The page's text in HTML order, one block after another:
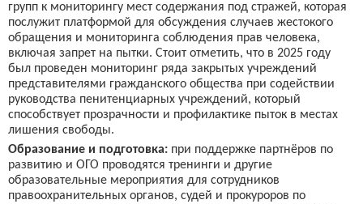
групп к мониторингу мест содержания под стражей, которая
послужит платформой для обсуждения случаев жестокого
обращения и мониторинга соблюдения прав человека,
включая запрет на пытки. Стоит отметить, что в 2025 году
был проведен мониторинг ряда закрытых учреждений
представителями гражданского общества при содействии
руководства пенитенциарных учреждений, который
способствует прозрачности и профилактике пыток в местах
лишения свободы.
Образование и подготовка: при поддержке партнёров по
развитию и ОГО проводятся тренинги и другие
образовательные мероприятия для сотрудников
правоохранительных органов, судей и прокуроров по